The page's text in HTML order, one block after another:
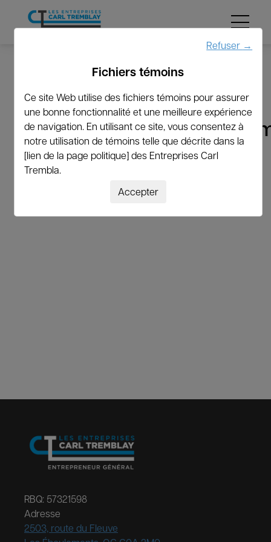
Menu
Revenir à la liste
RBQ: 57321598
Adresse
2503, route du Fleuve
Refuser →
Fichiers témoins
Ce site Web utilise des fichiers témoins pour assurer
une bonne fonctionnalité et une meilleure expérience
de navigation. En utilisant ce site, vous consentez à
notre utilisation de témoins telle que décrite dans la
[lien de la page politique] des Entreprises Carl
Trembla.
Accepter